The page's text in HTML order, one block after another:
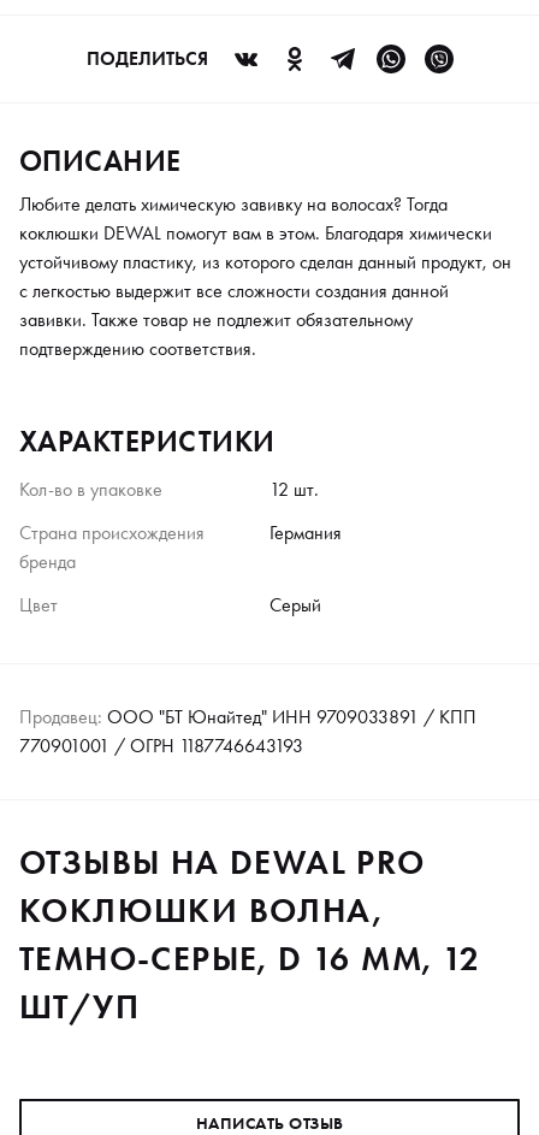
ПОДЕЛИТЬСЯ
ОПИСАНИЕ
Любите делать химическую завивку на волосах? Тогда
коклюшки DEWAL помогут вам в этом. Благодаря химически
устойчивому пластику, из которого сделан данный продукт, он
с легкостью выдержит все сложности создания данной
завивки. Также товар не подлежит обязательному
подтверждению соответствия.
ХАРАКТЕРИСТИКИ
Кол-во в упаковке
12 шт.
Страна происхождения
бренда
Германия
Цвет Серый
Продавец: ООО "БТ Юнайтед" ИНН 9709033891 / КПП
770901001 / ОГРН 1187746643193
ОТЗЫВЫ НА DEWAL PRO
КОКЛЮШКИ ВОЛНА,
ТЕМНО-СЕРЫЕ, D 16 ММ, 12
ШТ/УП
НАПИСАТЬ ОТЗЫВ